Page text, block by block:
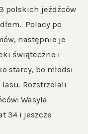
polskich jeźdźców
Polacy po
następnie je
świąteczne i
starcy, bo młodsi
Rozstrzelali
Wasyla
34 i jeszcze